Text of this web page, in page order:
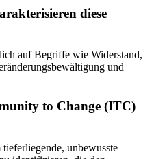
diese
auf Begriffe wie Widerstand,
und
to Change (ITC)
unbewusste